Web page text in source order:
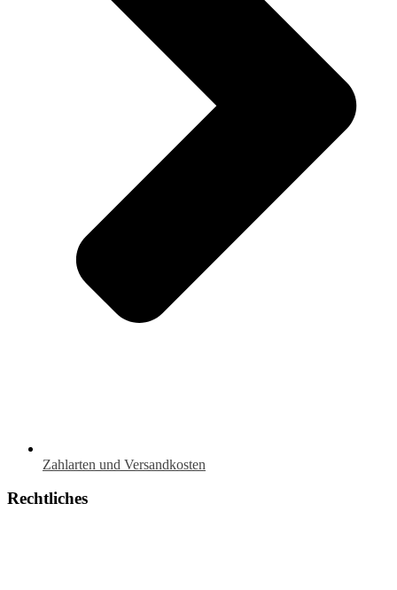
Zahlarten und Versandkosten
Rechtliches